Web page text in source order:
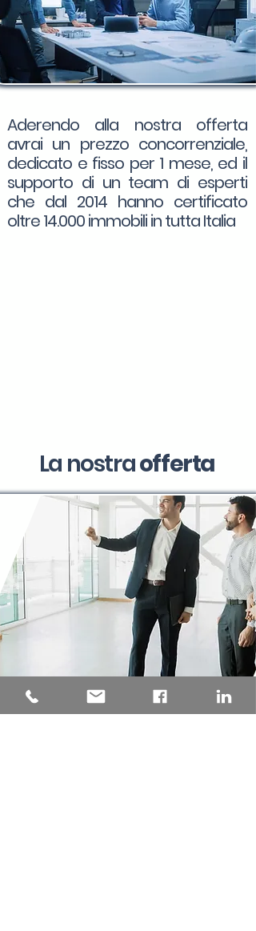
Aderendo alla nostra offerta
avrai un prezzo concorrenziale,
dedicato e fisso per 1 mese, ed il
supporto di un team di esperti
che dal 2014 hanno certificato
oltre 14.000 immobili in tutta Italia
La nostraofferta
Una consulenza tecnica